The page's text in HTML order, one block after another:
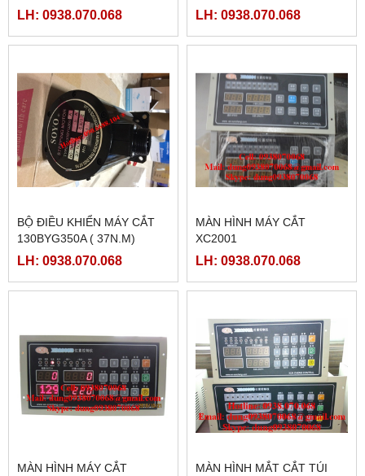
LH: 0938.070.068 LH: 0938.070.068
BỘ ĐIỀU KHIỂN MÁY CẮT
130BYG350A ( 37N.M)
LH: 0938.070.068
MÀN HÌNH MÁY CẮT
XC2001
LH: 0938.070.068
MÀN HÌNH MÁY CẮT
MÀN HÌNH MẮT CẮT TÚI